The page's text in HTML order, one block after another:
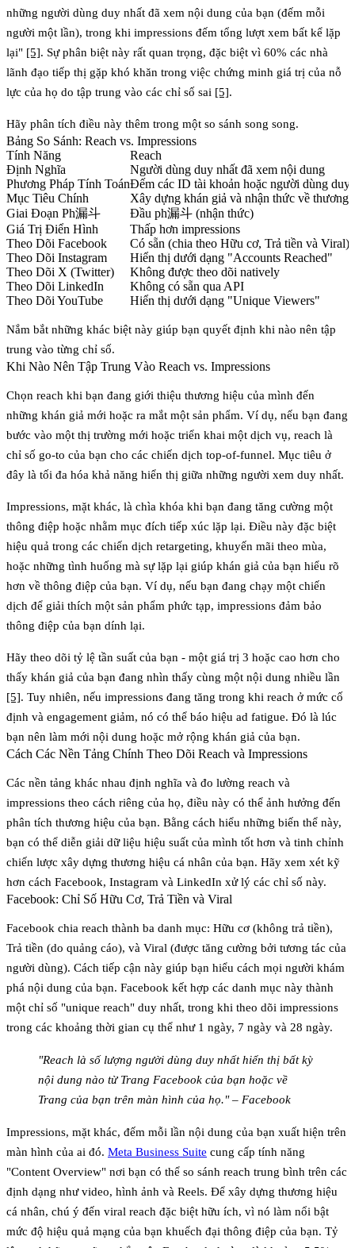
những người dùng duy nhất đã xem nội dung của bạn (đếm mỗi
người một lần), trong khi impressions đếm tổng lượt xem bất kể lặp
lại" [5]. Sự phân biệt này rất quan trọng, đặc biệt vì 60% các nhà
lãnh đạo tiếp thị gặp khó khăn trong việc chứng minh giá trị của nỗ
lực của họ do tập trung vào các chỉ số sai [5].
Hãy phân tích điều này thêm trong một so sánh song song.
Bảng So Sánh: Reach vs. Impressions
Tính Năng
Reach
Định Nghĩa
Người dùng duy nhất đã xem nội dung
Phương Pháp Tính ToánĐếm các ID tài khoản hoặc người dùng duy
Mục Tiêu Chính
Xây dựng khán giả và nhận thức về thương
Giai Đoạn Ph漏斗
Đầu ph漏斗 (nhận thức)
Giá Trị Điển Hình
Thấp hơn impressions
Theo Dõi Facebook
Có sẵn (chia theo Hữu cơ, Trả tiền và Viral)
Theo Dõi Instagram
Hiển thị dưới dạng "Accounts Reached"
Theo Dõi X (Twitter)
Không được theo dõi natively
Theo Dõi LinkedIn
Không có sẵn qua API
Theo Dõi YouTube
Hiển thị dưới dạng "Unique Viewers"
Nắm bắt những khác biệt này giúp bạn quyết định khi nào nên tập
trung vào từng chỉ số.
Khi Nào Nên Tập Trung Vào Reach vs. Impressions
Chọn reach khi bạn đang giới thiệu thương hiệu của mình đến
những khán giả mới hoặc ra mắt một sản phẩm. Ví dụ, nếu bạn đang
bước vào một thị trường mới hoặc triển khai một dịch vụ, reach là
chỉ số go-to của bạn cho các chiến dịch top-of-funnel. Mục tiêu ở
đây là tối đa hóa khả năng hiển thị giữa những người xem duy nhất.
Impressions, mặt khác, là chìa khóa khi bạn đang tăng cường một
thông điệp hoặc nhằm mục đích tiếp xúc lặp lại. Điều này đặc biệt
hiệu quả trong các chiến dịch retargeting, khuyến mãi theo mùa,
hoặc những tình huống mà sự lặp lại giúp khán giả của bạn hiểu rõ
hơn về thông điệp của bạn. Ví dụ, nếu bạn đang chạy một chiến
dịch để giải thích một sản phẩm phức tạp, impressions đảm bảo
thông điệp của bạn dính lại.
Hãy theo dõi tỷ lệ tần suất của bạn - một giá trị 3 hoặc cao hơn cho
thấy khán giả của bạn đang nhìn thấy cùng một nội dung nhiều lần
[5]. Tuy nhiên, nếu impressions đang tăng trong khi reach ở mức cố
định và engagement giảm, nó có thể báo hiệu ad fatigue. Đó là lúc
bạn nên làm mới nội dung hoặc mở rộng khán giả của bạn.
Cách Các Nền Tảng Chính Theo Dõi Reach và Impressions
Các nền tảng khác nhau định nghĩa và đo lường reach và
impressions theo cách riêng của họ, điều này có thể ảnh hưởng đến
phân tích thương hiệu của bạn. Bằng cách hiểu những biến thể này,
bạn có thể diễn giải dữ liệu hiệu suất của mình tốt hơn và tinh chỉnh
chiến lược xây dựng thương hiệu cá nhân của bạn. Hãy xem xét kỹ
hơn cách Facebook, Instagram và LinkedIn xử lý các chỉ số này.
Facebook: Chỉ Số Hữu Cơ, Trả Tiền và Viral
Facebook chia reach thành ba danh mục: Hữu cơ (không trả tiền),
Trả tiền (do quảng cáo), và Viral (được tăng cường bởi tương tác của
người dùng). Cách tiếp cận này giúp bạn hiểu cách mọi người khám
phá nội dung của bạn. Facebook kết hợp các danh mục này thành
một chỉ số "unique reach" duy nhất, trong khi theo dõi impressions
trong các khoảng thời gian cụ thể như 1 ngày, 7 ngày và 28 ngày.
"Reach là số lượng người dùng duy nhất hiển thị bất kỳ
nội dung nào từ Trang Facebook của bạn hoặc về
Trang của bạn trên màn hình của họ." – Facebook
Impressions, mặt khác, đếm mỗi lần nội dung của bạn xuất hiện trên
màn hình của ai đó. Meta Business Suite cung cấp tính năng
"Content Overview" nơi bạn có thể so sánh reach trung bình trên các
định dạng như video, hình ảnh và Reels. Để xây dựng thương hiệu
cá nhân, chú ý đến viral reach đặc biệt hữu ích, vì nó làm nổi bật
mức độ hiệu quả mạng của bạn khuếch đại thông điệp của bạn. Tỷ